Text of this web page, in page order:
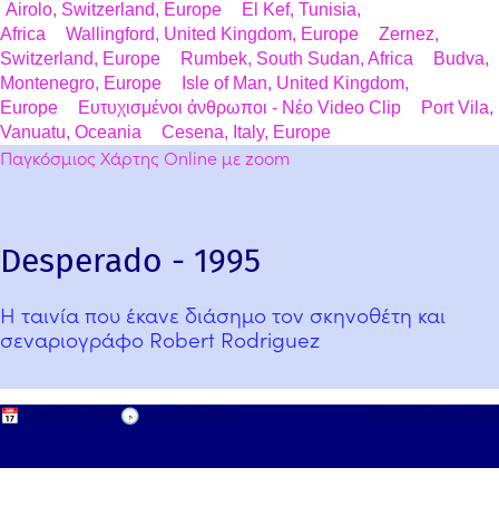
Airolo, Switzerland, Europe
El Kef, Tunisia,
Africa
Wallingford, United Kingdom, Europe
Zernez,
Switzerland, Europe
Rumbek, South Sudan, Africa
Budva,
Montenegro, Europe
Isle of Man, United Kingdom,
Europe
Ευτυχισμένοι άνθρωποι - Νέο Video Clip
Port Vila,
Vanuatu, Oceania
Cesena, Italy, Europe
Παγκόσμιος Χάρτης Online με zoom
Desperado - 1995
Η ταινία που έκανε διάσημο τον σκηνοθέτη και
σεναριογράφο Robert Rodriguez
📅 🕟